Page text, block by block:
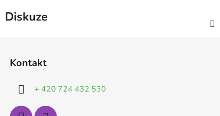
Diskuze
Kontakt
+ 420 724 432 530